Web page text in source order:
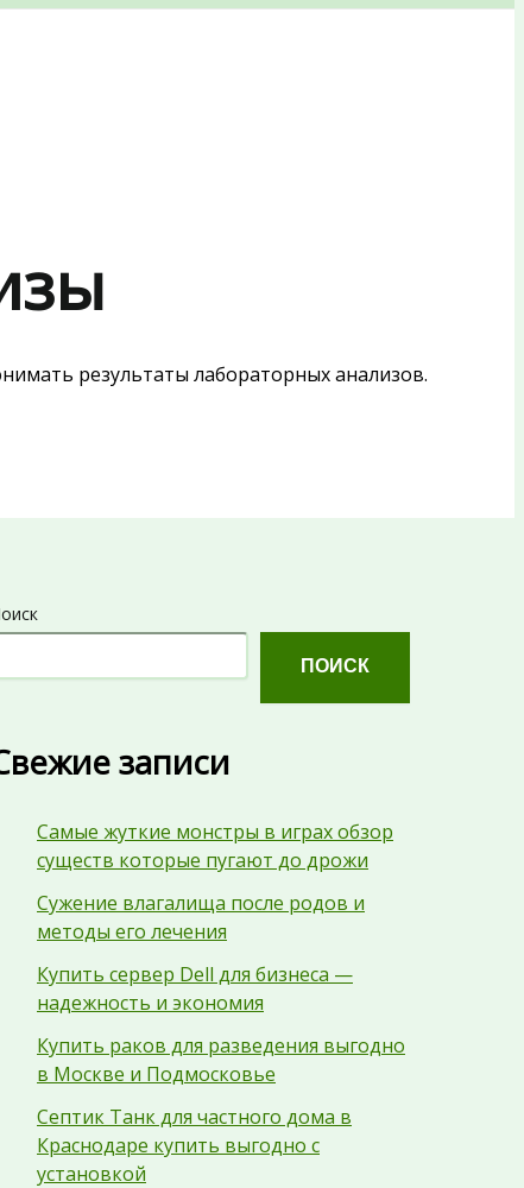
результаты лабораторных анализов.
ПОИСК
записи
Самые жуткие монстры в играх обзор
существ которые пугают до дрожи
Сужение влагалища после родов и
методы его лечения
Купить сервер Dell для бизнеса —
надежность и экономия
Купить раков для разведения выгодно
в Москве и Подмосковье
Септик Танк для частного дома в
Краснодаре купить выгодно с
установкой